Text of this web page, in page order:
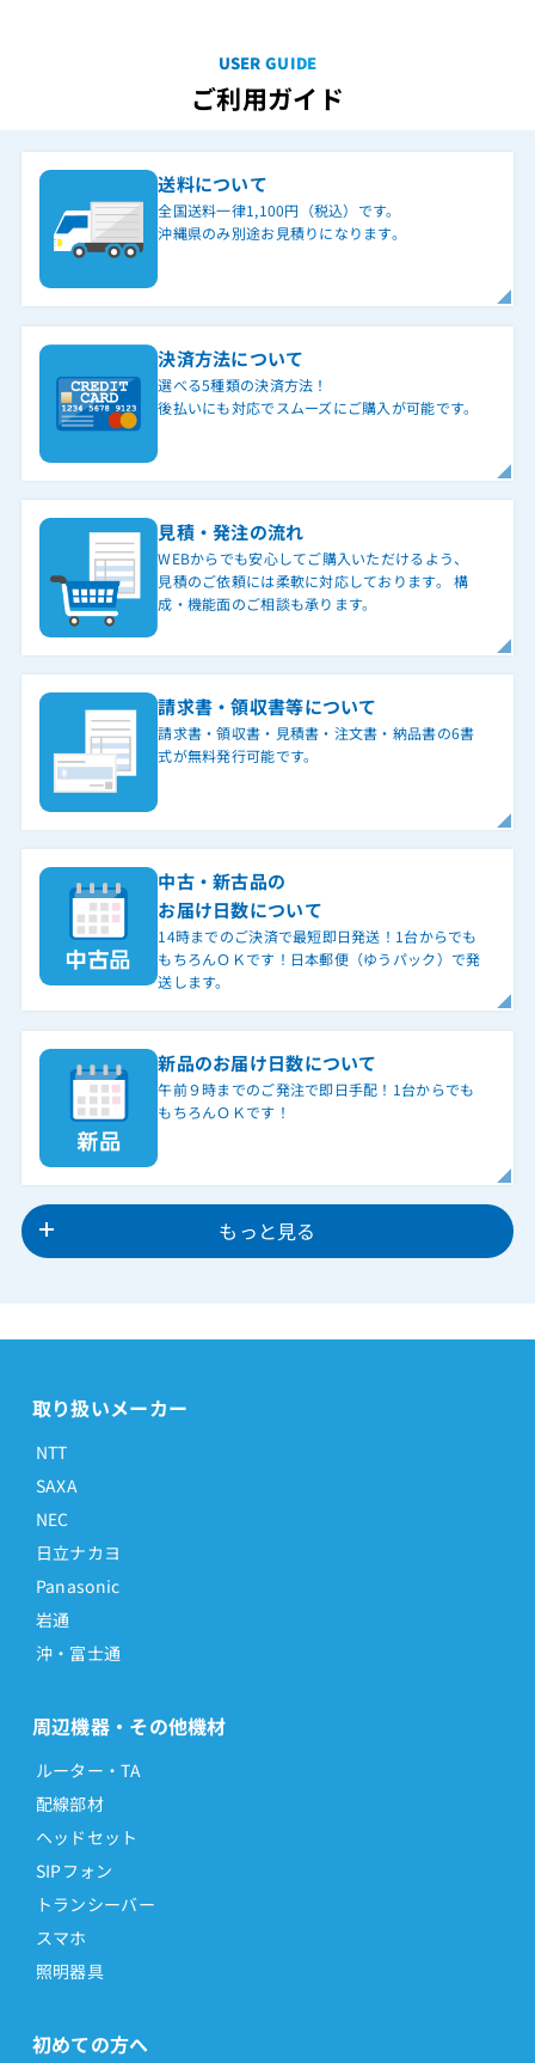
USER GUIDE
ご利用ガイド
送料について
全国送料一律1,100円（税込）です。
沖縄県のみ別途お見積りになります。
決済方法について
選べる5種類の決済方法！
後払いにも対応でスムーズにご購入が可能です。
見積・発注の流れ
WEBからでも安心してご購入いただけるよう、
見積のご依頼には柔軟に対応しております。 構
成・機能面のご相談も承ります。
請求書・領収書等について
請求書・領収書・見積書・注文書・納品書の6書
式が無料発行可能です。
中古・新古品の
お届け日数について
14時までのご決済で最短即日発送！1台からでも
もちろんＯＫです！日本郵便（ゆうパック）で発
送します。
新品のお届け日数について
午前９時までのご発注で即日手配！1台からでも
もちろんＯＫです！
もっと見る
取り扱いメーカー
NTT
SAXA
NEC
日立ナカヨ
Panasonic
岩通
沖・富士通
周辺機器・その他機材
ルーター・TA
配線部材
ヘッドセット
SIPフォン
トランシーバー
スマホ
照明器具
初めての方へ